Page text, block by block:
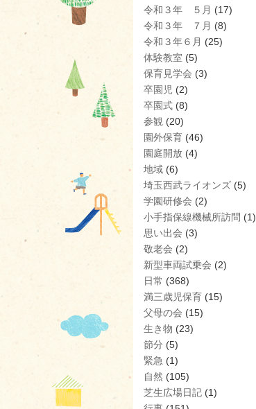
令和３年 ５月 (17)
令和３年 ７月 (8)
令和３年６月 (25)
体験教室 (5)
保育見学会 (3)
卒園児 (2)
卒園式 (8)
参観 (20)
園外保育 (46)
園庭開放 (4)
地域 (6)
埼玉西武ライオンズ (5)
学園研修会 (2)
小手指保線機械所訪問 (1)
思い出会 (3)
敬老会 (2)
新型車両試乗会 (2)
日常 (368)
満三歳児保育 (15)
父母の会 (15)
生き物 (23)
節分 (5)
緊急 (1)
自然 (105)
芝生広場日記 (1)